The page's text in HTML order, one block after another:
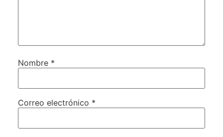
Nombre *
Correo electrónico *